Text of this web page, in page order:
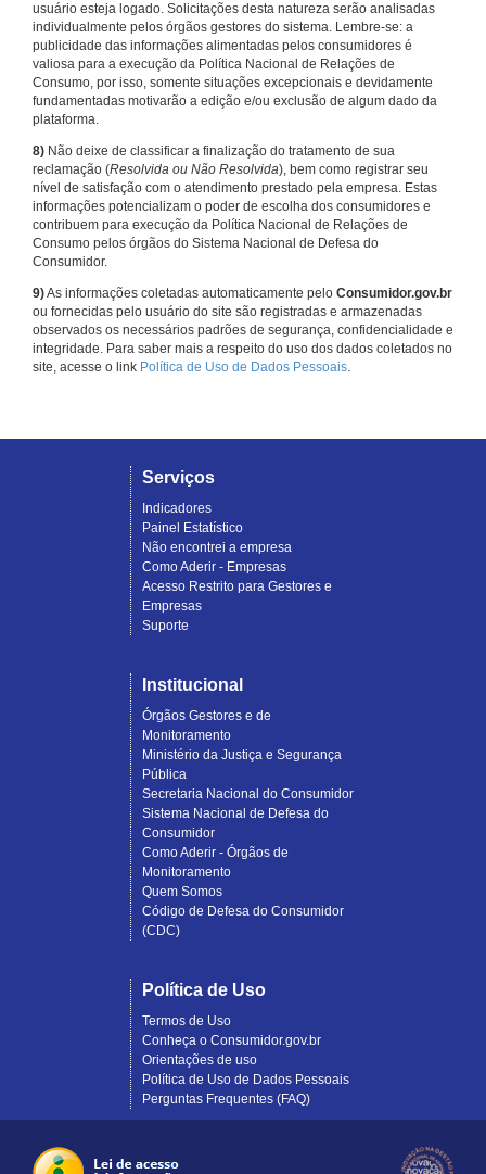
usuário esteja logado. Solicitações desta natureza serão analisadas
individualmente pelos órgãos gestores do sistema. Lembre-se: a
publicidade das informações alimentadas pelos consumidores é
valiosa para a execução da Política Nacional de Relações de
Consumo, por isso, somente situações excepcionais e devidamente
fundamentadas motivarão a edição e/ou exclusão de algum dado da
plataforma.
8) Não deixe de classificar a finalização do tratamento de sua
reclamação (Resolvida ou Não Resolvida), bem como registrar seu
nível de satisfação com o atendimento prestado pela empresa. Estas
informações potencializam o poder de escolha dos consumidores e
contribuem para execução da Política Nacional de Relações de
Consumo pelos órgãos do Sistema Nacional de Defesa do
Consumidor.
9)As informações coletadas automaticamente pelo Consumidor.gov.br
ou fornecidas pelo usuário do site são registradas e armazenadas
observados os necessários padrões de segurança, confidencialidade e
integridade. Para saber mais a respeito do uso dos dados coletados no
site, acesse o link Política de Uso de Dados Pessoais.
Serviços
Indicadores
Painel Estatístico
Não encontrei a empresa
Como Aderir - Empresas
Acesso Restrito para Gestores e
Empresas
Suporte
Institucional
Órgãos Gestores e de
Monitoramento
Ministério da Justiça e Segurança
Pública
Secretaria Nacional do Consumidor
Sistema Nacional de Defesa do
Consumidor
Como Aderir - Órgãos de
Monitoramento
Quem Somos
Código de Defesa do Consumidor
(CDC)
Política de Uso
Termos de Uso
Conheça o Consumidor.gov.br
Orientações de uso
Política de Uso de Dados Pessoais
Perguntas Frequentes (FAQ)